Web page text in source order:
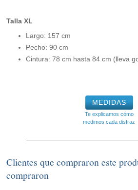
Talla XL
Largo: 157 cm
Pecho: 90 cm
Cintura: 78 cm hasta 84 cm (lleva
MEDIDAS
Te explicamos cómo
medimos cada disfraz
Clientes que compraron este
compraron